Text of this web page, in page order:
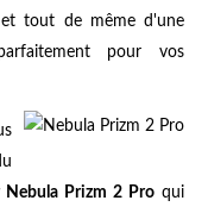
tout de même d'une
pour vos
Nebula Prizm 2 Pro qui